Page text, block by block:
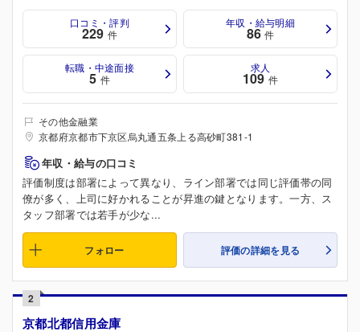
口コミ・評判
229 件
年収・給与明細
86 件
転職・中途面接
5 件
求人
109 件
その他金融業
京都府京都市下京区烏丸通五条上る高砂町381-1
年収・給与の口コミ
評価制度は部署によって異なり、ライン部署では同じ評価帯の同
僚が多く、上司に好かれることが昇進の鍵となります。一方、ス
タッフ部署では若手が少な...
フォロー 評価の詳細を見る
2
京都北都信用金庫